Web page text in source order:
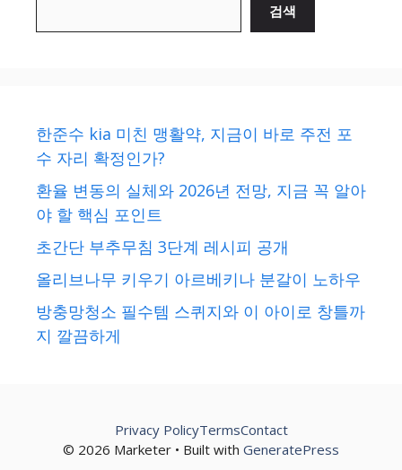
검색
한준수 kia 미친 맹활약, 지금이 바로 주전 포
수 자리 확정인가?
환율 변동의 실체와 2026년 전망, 지금 꼭 알아
야 할 핵심 포인트
초간단 부추무침 3단계 레시피 공개
올리브나무 키우기 아르베키나 분갈이 노하우
방충망청소 필수템 스퀴지와 이 아이로 창틀까
지 깔끔하게
© 2026 Marketer • Built with GeneratePress
Privacy PolicyTermsContact